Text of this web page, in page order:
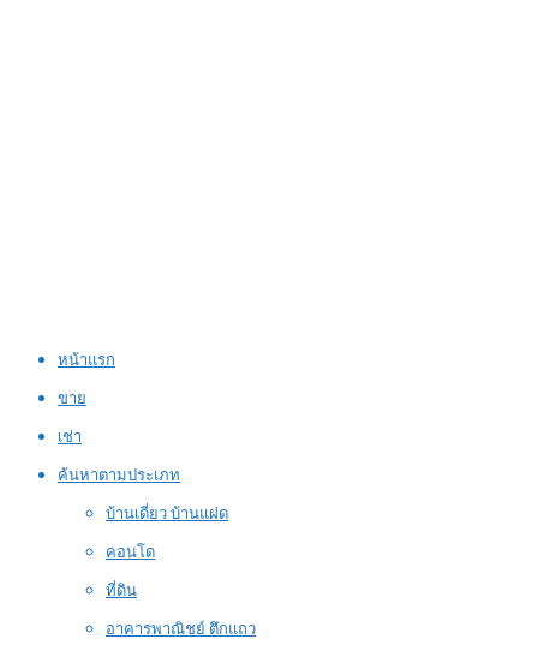
หน้าแรก
ขาย
เช่า
ค้นหาตามประเภท
บ้านเดี่ยว บ้านแฝด
คอนโด
ที่ดิน
อาคารพาณิชย์ ตึกแถว